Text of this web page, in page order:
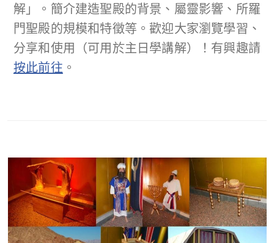
解」。簡介建造聖殿的背景、屬靈影響、所羅
門聖殿的規模和特徵等。歡迎大家瀏覽學習、
分享和使用（可用於主日學講解）！有興趣請
按此前往。